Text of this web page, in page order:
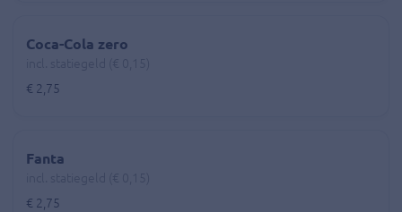
Coca-Cola zero
€ 2,75
Fanta
€ 2,75